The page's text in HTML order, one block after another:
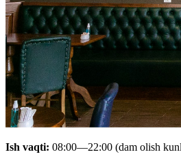
Ish vaqti: 08:00—22:00 (dam olish